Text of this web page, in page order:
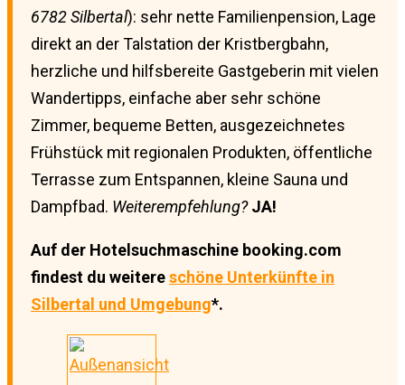
6782 Silbertal): sehr nette Familienpension, Lage
direkt an der Talstation der Kristbergbahn,
herzliche und hilfsbereite Gastgeberin mit vielen
Wandertipps, einfache aber sehr schöne
Zimmer, bequeme Betten, ausgezeichnetes
Frühstück mit regionalen Produkten, öffentliche
Terrasse zum Entspannen, kleine Sauna und
Dampfbad. Weiterempfehlung? JA!
Auf der Hotelsuchmaschine booking.com
findest du weitereschöne Unterkünfte in
Silbertal und Umgebung*.